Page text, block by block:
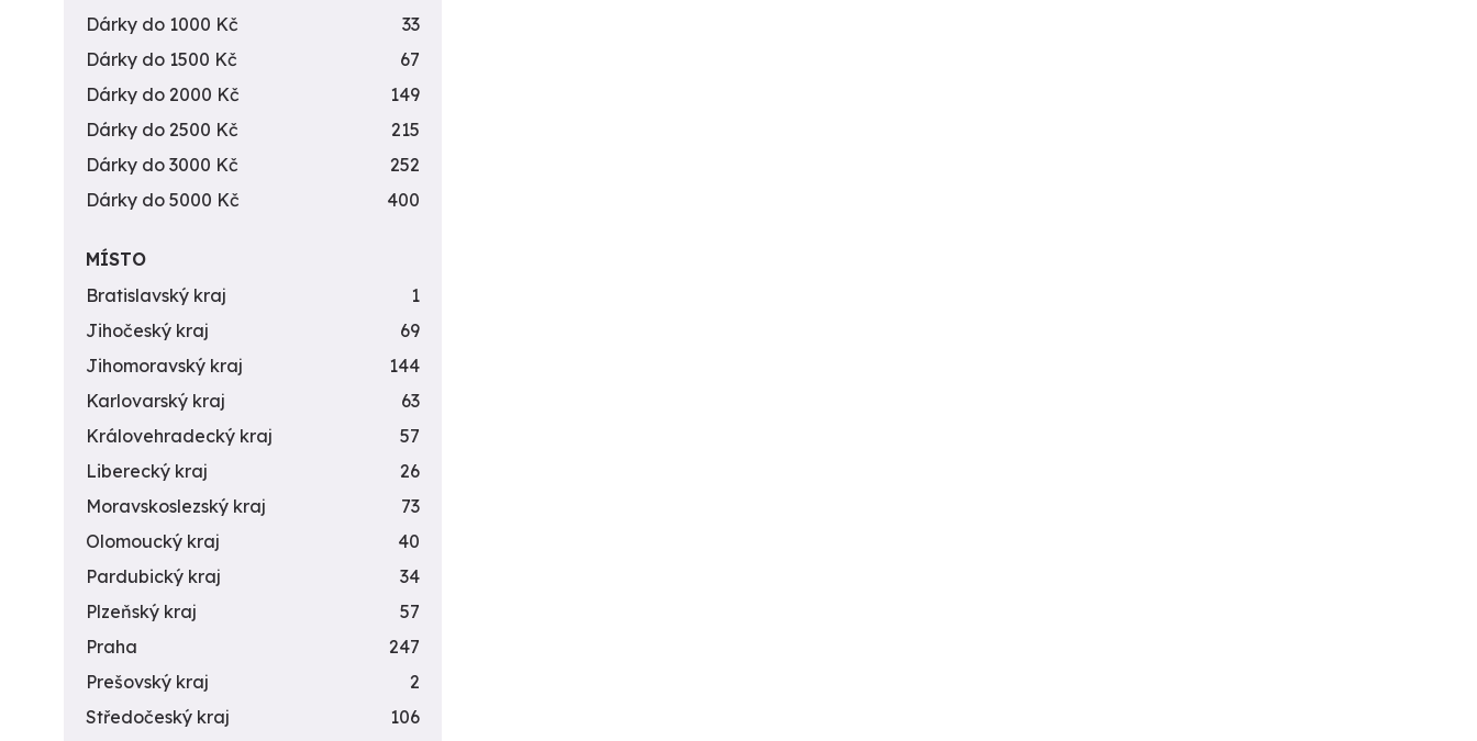
Dárky do 1000 Kč
33
Dárky do 1500 Kč
67
Dárky do 2000 Kč
149
Dárky do 2500 Kč
215
Dárky do 3000 Kč
252
Dárky do 5000 Kč
400
MÍSTO
Bratislavský kraj
1
Jihočeský kraj
69
Jihomoravský kraj
144
Karlovarský kraj
63
Královehradecký kraj
57
Liberecký kraj
26
Moravskoslezský kraj
73
Olomoucký kraj
40
Pardubický kraj
34
Plzeňský kraj
57
Praha
247
Prešovský kraj
2
Středočeský kraj
106